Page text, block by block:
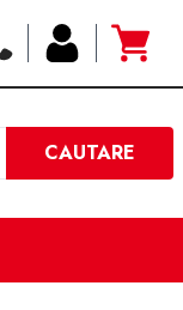
CAUTARE